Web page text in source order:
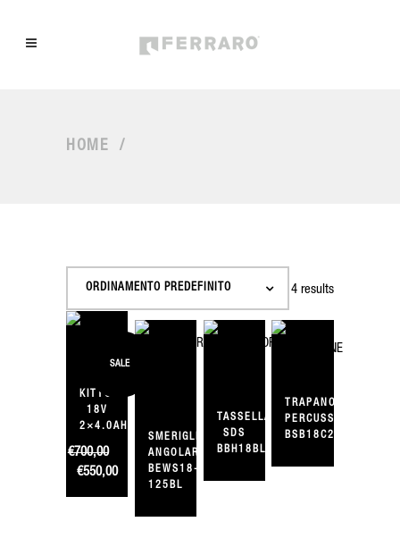
HOME /
Showing all 4 results
ORDINAMENTO PREDEFINITO
SALE
KITTONE
18V
2×4.0AH
€700,00
Il
prezzo
originale
€550,00Il
prezzo
attuale
SMERIGLIATRICE
ANGOLARE
BEWS18-
125BL
TASSELLATORE
SDS
BBH18BL2
TRAPANO
PERCUSSIONE
BSB18C2